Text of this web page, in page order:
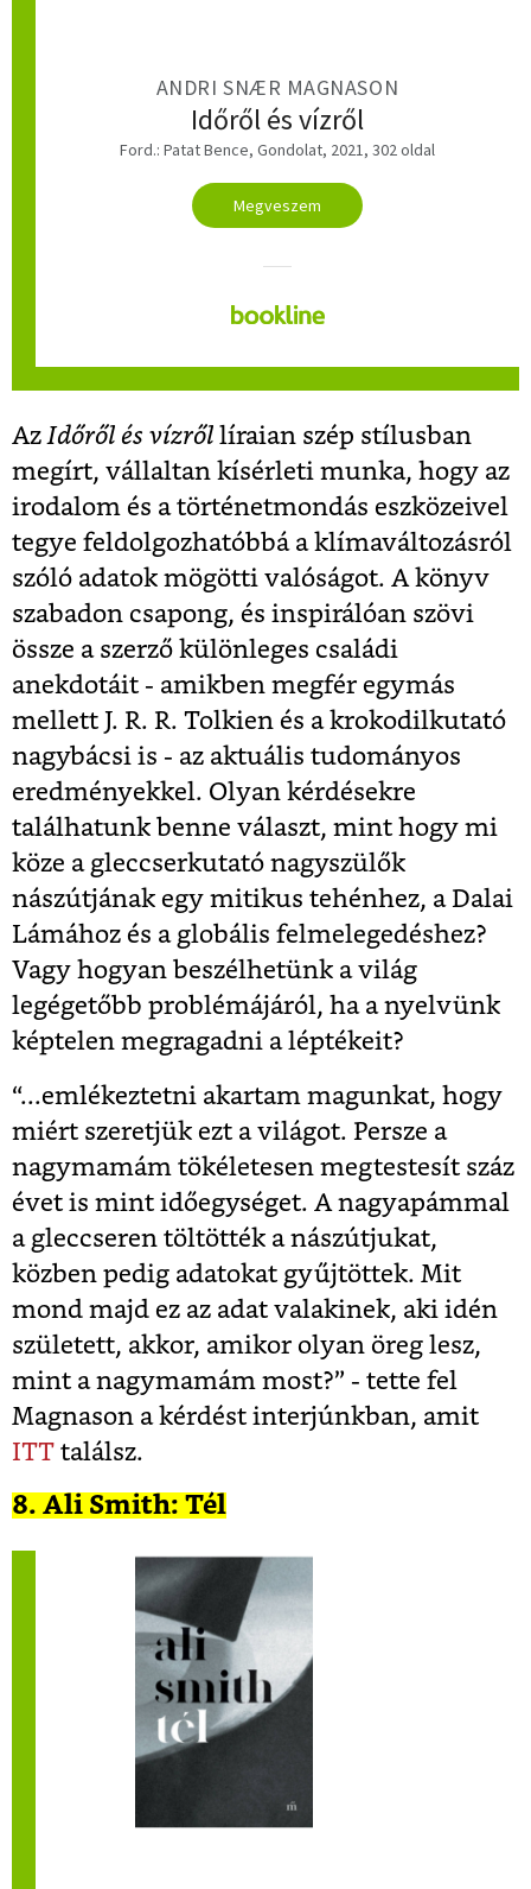
ANDRI SNÆR MAGNASON
Időről és vízről
Ford.: Patat Bence, Gondolat, 2021, 302 oldal
Megveszem
Az Időről és vízről líraian szép stílusban
megírt, vállaltan kísérleti munka, hogy az
irodalom és a történetmondás eszközeivel
tegye feldolgozhatóbbá a klímaváltozásról
szóló adatok mögötti valóságot. A könyv
szabadon csapong, és inspirálóan szövi
össze a szerző különleges családi
anekdotáit - amikben megfér egymás
mellett J. R. R. Tolkien és a krokodilkutató
nagybácsi is - az aktuális tudományos
eredményekkel. Olyan kérdésekre
találhatunk benne választ, mint hogy mi
köze a gleccserkutató nagyszülők
nászútjának egy mitikus tehénhez, a Dalai
Lámához és a globális felmelegedéshez?
Vagy hogyan beszélhetünk a világ
legégetőbb problémájáról, ha a nyelvünk
képtelen megragadni a léptékeit?
“...emlékeztetni akartam magunkat, hogy
miért szeretjük ezt a világot. Persze a
nagymamám tökéletesen megtestesít száz
évet is mint időegységet. A nagyapámmal
a gleccseren töltötték a nászútjukat,
közben pedig adatokat gyűjtöttek. Mit
mond majd ez az adat valakinek, aki idén
született, akkor, amikor olyan öreg lesz,
mint a nagymamám most?” - tette fel
Magnason a kérdést interjúnkban, amit
ITT találsz.
8. Ali Smith: Tél